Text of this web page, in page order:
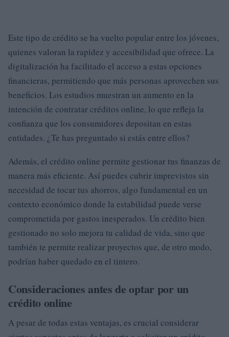
Este tipo de crédito se ha vuelto popular entre los jóvenes,
quienes valoran la rapidez y accesibilidad que ofrece. La
digitalización ha facilitado el acceso a estas opciones
financieras, permitiendo que más personas aprovechen sus
beneficios. Los estudios muestran un aumento en la
intención de contratar créditos online, lo que refleja la
confianza que los consumidores depositan en estas
entidades. ¿Te has preguntado si estás entre ellos?
Además, el crédito online permite gestionar tus finanzas de
manera más eficiente. Así puedes cubrir imprevistos sin
necesidad de tocar tus ahorros, algo fundamental en un
contexto económico donde la estabilidad puede verse
comprometida por gastos inesperados. Un crédito bien
gestionado no solo mejora tu calidad de vida, sino que
también te permite realizar proyectos que, de otro modo,
podrían haber quedado en el tintero.
Consideraciones antes de optar por un
crédito online
A pesar de todas estas ventajas, es crucial considerar